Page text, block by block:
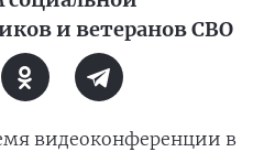
и ветеранов СВО
видеоконференции в